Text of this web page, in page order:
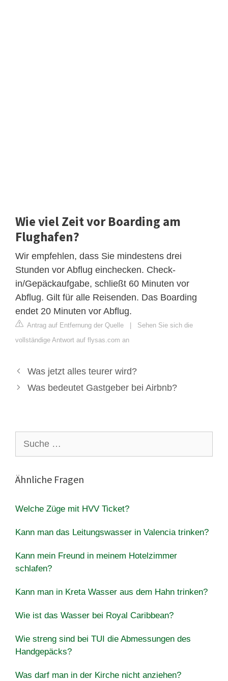
Wie viel Zeit vor Boarding am
Flughafen?
Wir empfehlen, dass Sie mindestens drei
Stunden vor Abflug einchecken. Check-
in/Gepäckaufgabe, schließt 60 Minuten vor
Abflug. Gilt für alle Reisenden. Das Boarding
endet 20 Minuten vor Abflug.
Antrag auf Entfernung der Quelle | Sehen Sie sich die
vollständige Antwort auf flysas.com an
Was jetzt alles teurer wird?
Was bedeutet Gastgeber bei Airbnb?
nach:
Ähnliche Fragen
Welche Züge mit HVV Ticket?
Kann man das Leitungswasser in Valencia trinken?
Kann mein Freund in meinem Hotelzimmer
schlafen?
Kann man in Kreta Wasser aus dem Hahn trinken?
Wie ist das Wasser bei Royal Caribbean?
Wie streng sind bei TUI die Abmessungen des
Handgepäcks?
Was darf man in der Kirche nicht anziehen?